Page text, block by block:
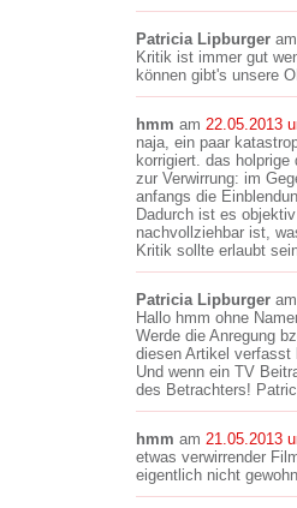
Patricia Lipburger am
Kritik ist immer gut
können gibt's unsere
hmm am 22.05.2013
naja, ein paar
korrigiert. das holprige
zur Verwirrung: im
anfangs die
Dadurch ist es
nachvollziehbar ist,
Kritik sollte erlaubt
Patricia Lipburger am
Hallo hmm ohne
Werde die Anregung
diesen Artikel verfasst
Und wenn ein TV
des Betrachters!
hmm am 21.05.2013
etwas verwirrender
eigentlich nicht